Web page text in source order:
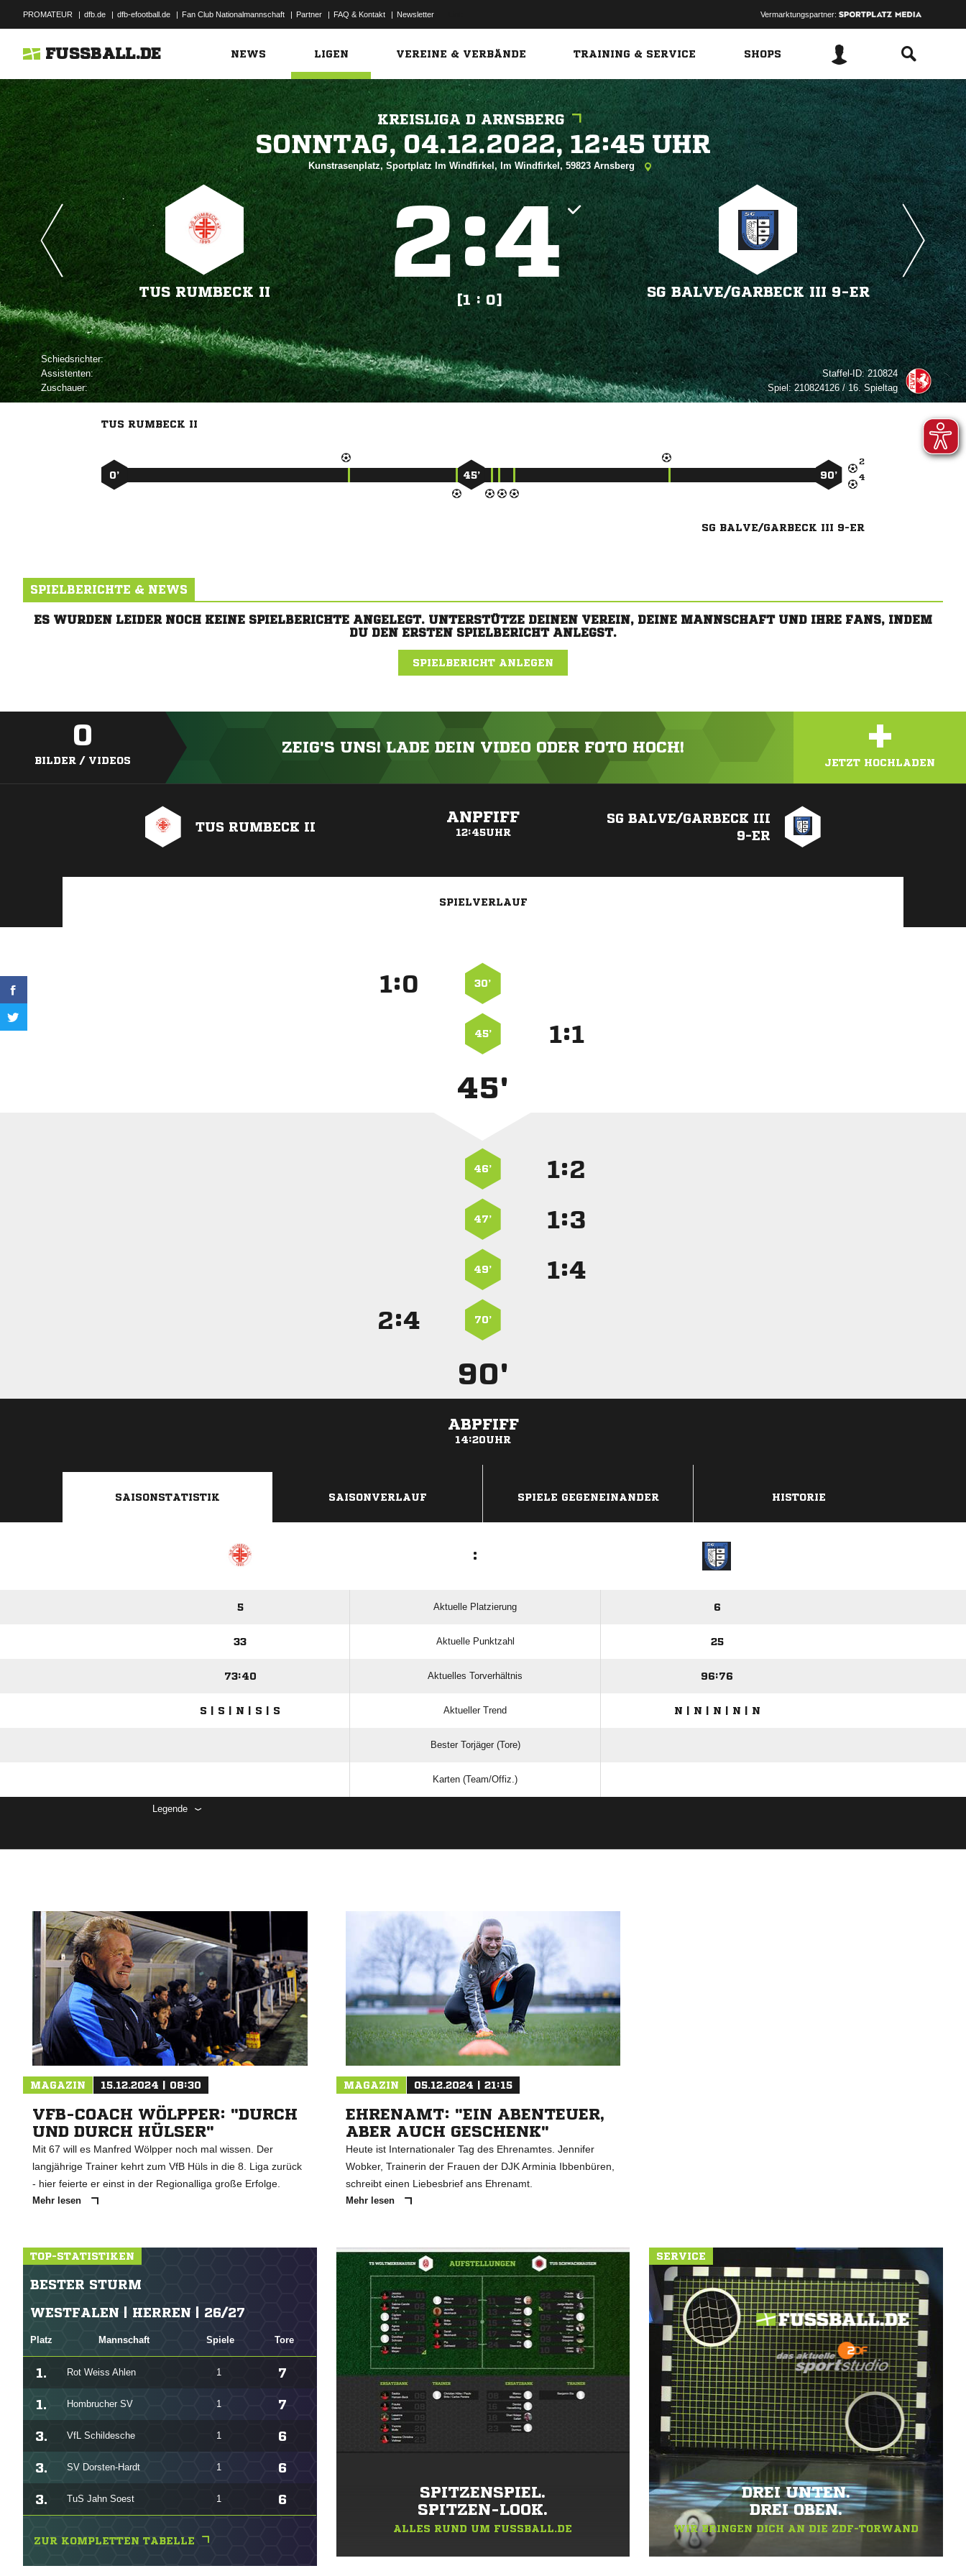
PROMATEUR | dfb.de | dfb-efootball.de | Fan Club Nationalmannschaft | Partner | FAQ & Kontakt | Newsletter Vermarktungspartner:
FUSSBALL.DE NEWS LIGEN VEREINE & VERBÄNDE TRAINING & SERVICE SHOPS
KREISLIGA D ARNSBERG
   
Kunstrasenplatz, Sportplatz Im Windfirkel, Im Windfirkel, 59823 Arnsberg
TUS RUMBECK II
:
[1 : 0]
SG BALVE/​GARBECK III 9-ER
Schiedsrichter:
Assistenten:
Zuschauer:
Staffel-ID:210824
Spiel:210824126 / 16. Spieltag
TUS RUMBECK II


0’ 45’ 90’
SG BALVE/GARBECK III 9-ER
SPIELBERICHTE & NEWS
ES WURDEN LEIDER NOCH KEINE SPIELBERICHTE ANGELEGT. UNTERSTÜTZE DEINEN VEREIN, DEINE MANNSCHAFT UND IHRE FANS, INDEM
DU DEN ERSTEN SPIELBERICHT ANLEGST.
SPIELBERICHT ANLEGEN
0
BILDER / VIDEOS
ZEIG'S UNS! LADE DEIN VIDEO ODER FOTO HOCH! +
JETZT HOCHLADEN
TUS RUMBECK II
ANPFIFF
12:45UHR
SG BALVE/GARBECK III
9-ER
SPIELVERLAUF
: 30’
45’ :
45'
46’ :
47’ :
49’ :
: 70’
90'
ABPFIFF
14:20UHR
SAISONSTATISTIK SAISONVERLAUF SPIELE GEGENEINANDER HISTORIE
:
5 Aktuelle Platzierung 6
33 Aktuelle Punktzahl 25
73:40 Aktuelles Torverhältnis 96:76
S | S | N | S | S Aktueller Trend N | N | N | N | N
Bester Torjäger (Tore)
Karten (Team/Offiz.)
Legende
MAGAZIN 15.12.2024 | 08:30
VFB-COACH WÖLPPER: "DURCH
UND DURCH HÜLSER"
Mit 67 will es Manfred Wölpper noch mal wissen. Der
langjährige Trainer kehrt zum VfB Hüls in die 8. Liga zurück
- hier feierte er einst in der Regionalliga große Erfolge.
Mehr lesen
MAGAZIN 05.12.2024 | 21:15
EHRENAMT: "EIN ABENTEUER,
ABER AUCH GESCHENK"
Heute ist Internationaler Tag des Ehrenamtes. Jennifer
Wobker, Trainerin der Frauen der DJK Arminia Ibbenbüren,
schreibt einen Liebesbrief ans Ehrenamt.
Mehr lesen
TOP-STATISTIKEN
BESTER STURM
WESTFALEN | HERREN | 26/27
Platz Mannschaft Spiele Tore
1. Rot Weiss Ahlen 1 7
1. Hombrucher SV 1 7
3. VfL Schildesche 1 6
3. SV Dorsten-Hardt 1 6
3. TuS Jahn Soest 1 6
ZUR KOMPLETTEN TABELLE
SPITZENSPIEL.
SPITZEN-LOOK.
ALLES RUND UM FUSSBALL.DE
SERVICE
DREI UNTEN.
DREI OBEN.
WIR BRINGEN DICH AN DIE ZDF-TORWAND